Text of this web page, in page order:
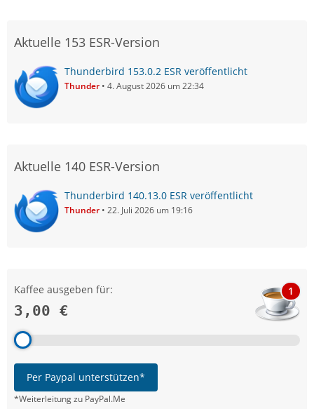
Aktuelle 153 ESR-Version
Thunderbird 153.0.2 ESR veröffentlicht
Thunder 4. August 2026 um 22:34
Aktuelle 140 ESR-Version
Thunderbird 140.13.0 ESR veröffentlicht
Thunder 22. Juli 2026 um 19:16
Kaffee ausgeben für:
3,00 €
1
Per Paypal unterstützen*
*Weiterleitung zu PayPal.Me